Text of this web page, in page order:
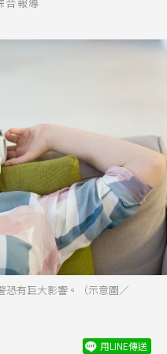
恐有巨大影響。（示意圖／
用LINE傳送